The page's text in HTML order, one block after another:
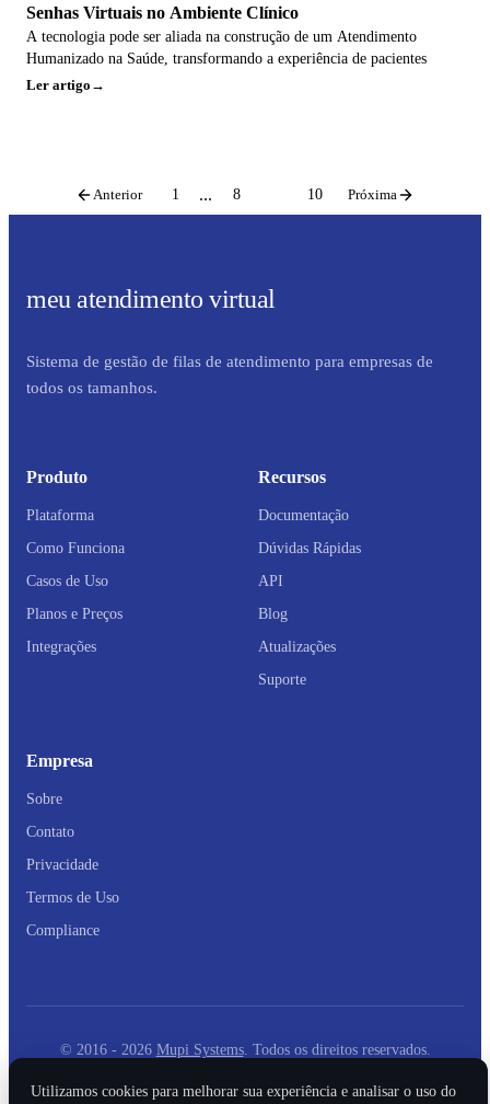
Senhas Virtuais no Ambiente Clínico
A tecnologia pode ser aliada na construção de um Atendimento
Humanizado na Saúde, transformando a experiência de pacientes
Ler artigo
Anterior 1 ... 8 10 Próxima
meu atendimento virtual
Sistema de gestão de filas de atendimento para empresas de
todos os tamanhos.
Produto
Plataforma
Como Funciona
Casos de Uso
Planos e Preços
Integrações
Recursos
Documentação
Dúvidas Rápidas
API
Blog
Atualizações
Suporte
Empresa
Sobre
Contato
Privacidade
Termos de Uso
Compliance
© 2016 - 2026 Mupi Systems. Todos os direitos reservados.
Utilizamos cookies para melhorar sua experiência e analisar o uso do